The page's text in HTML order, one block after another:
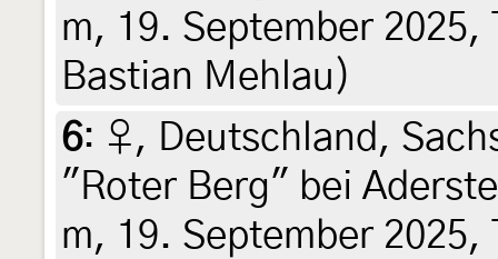
m, 19. September
Bastian Mehlau)
6: ♀, Deutschland,
"Roter Berg" bei
m, 19. September